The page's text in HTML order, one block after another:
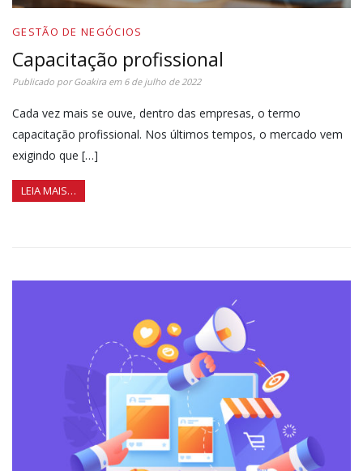
GESTÃO DE NEGÓCIOS
Capacitação profissional
Publicado porGoakiraem 6 de julho de 2022
Cada vez mais se ouve, dentro das empresas, o termo
capacitação profissional. Nos últimos tempos, o mercado vem
exigindo que […]
LEIA MAIS…